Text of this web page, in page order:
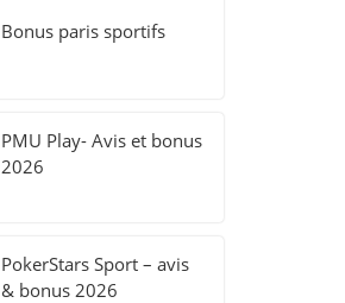
Bonus paris sportifs
PMU Play- Avis et bonus
2026
PokerStars Sport – avis
& bonus 2026